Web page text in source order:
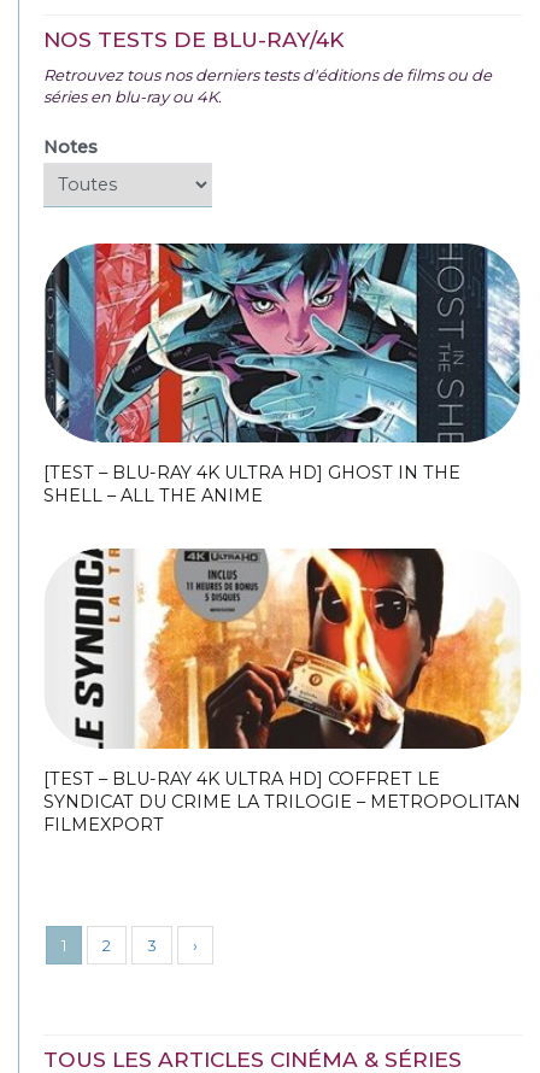
NOS TESTS DE BLU-RAY/4K
Retrouvez tous nos derniers tests d'éditions de films ou de
séries en blu-ray ou 4K.
Notes
[TEST – BLU-RAY 4K ULTRA HD] GHOST IN THE
SHELL – ALL THE ANIME
[TEST – BLU-RAY 4K ULTRA HD] COFFRET LE
SYNDICAT DU CRIME LA TRILOGIE – METROPOLITAN
FILMEXPORT
1 2 3 ›
TOUS LES ARTICLES CINÉMA & SÉRIES